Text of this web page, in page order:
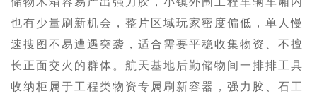
也有少量刷新机会，整片区域玩家密度偏低，单人慢
速搜图不易遭遇突袭，适合需要平稳收集物资、不擅
长正面交火的群体。航天基地后勤储物间一排排工具
收纳柜属于工程类物资专属刷新容器，强力胶、石工